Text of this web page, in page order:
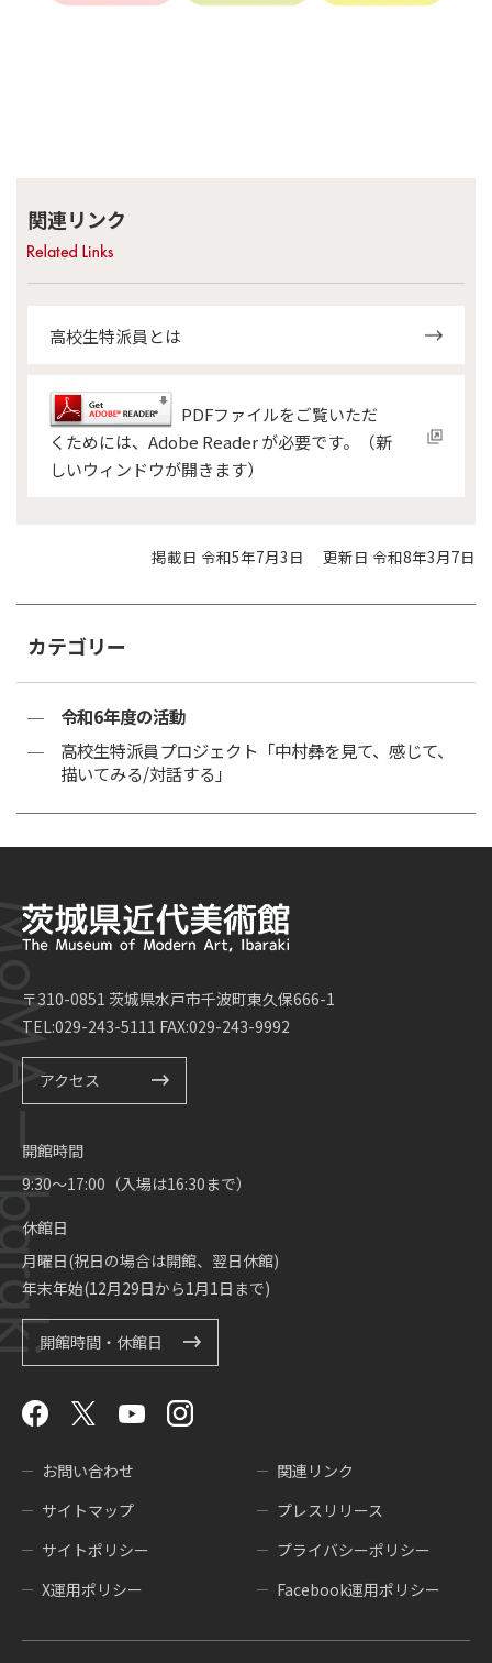
関連リンク
高校生特派員とは
PDFファイルをご覧いただ
くためには、Adobe Reader が必要です。（新
しいウィンドウが開きます）
掲載日 令和5年7月3日 更新日 令和8年3月7日
カテゴリー
令和6年度の活動
高校生特派員プロジェクト「中村彝を見て、感じて、
描いてみる/対話する」
〒310-0851 茨城県水戸市千波町東久保666-1
TEL:029-243-5111 FAX:029-243-9992
アクセス
開館時間
9:30～17:00（入場は16:30まで）
休館日
月曜日(祝日の場合は開館、翌日休館)
年末年始(12月29日から1月1日まで)
開館時間・休館日
お問い合わせ
関連リンク
サイトマップ
プレスリリース
サイトポリシー
プライバシーポリシー
X運用ポリシー
Facebook運用ポリシー